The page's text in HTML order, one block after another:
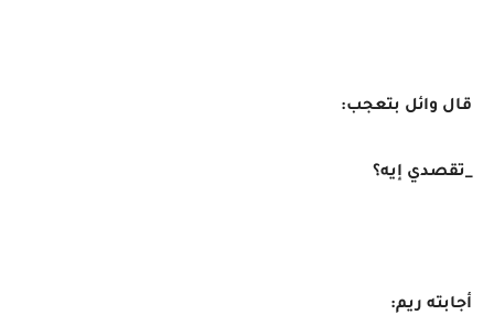
قال وائل بتعجب:
_تقصدي إيه؟
أجابته ريم: